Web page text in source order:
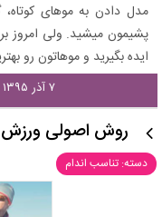
مدل دادن به موهای
پشیمون میشید. ولی امروز
ایده بگیرید و موهاتون رو
۷ آذر ۱۳۹۵ - ۱۰:۲۲
روش اصولی ورزش
دسته: تناسب اندام